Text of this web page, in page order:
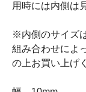
用時には内側は
※内側のサイズ
組み合わせによ
の上お買い上げ